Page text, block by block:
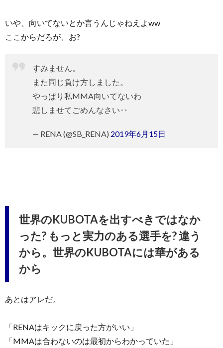
いや、向いてないとか言うんじゃねえよww
ここからだろが、お?
すみません。
また同じ負け方しました。
やっぱり私MMA向いてないわ
悲しませてごめんなさい‥
— RENA (@SB_RENA) 2019年6月15日
世界のKUBOTAを出すべきではなか
った? もっと実力のある選手を? 違う
から。世界のKUBOTAには華がある
から
あとはアレだ。
「RENAはキックに戻った方がいい」
「MMAは合わないのは最初からわかっていた」